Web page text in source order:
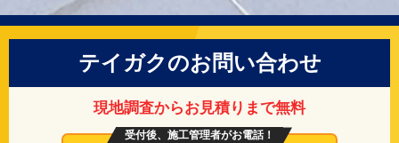
テイガクのお問い合わせ
現地調査からお見積りまで無料
受付後、施工管理者がお電話！